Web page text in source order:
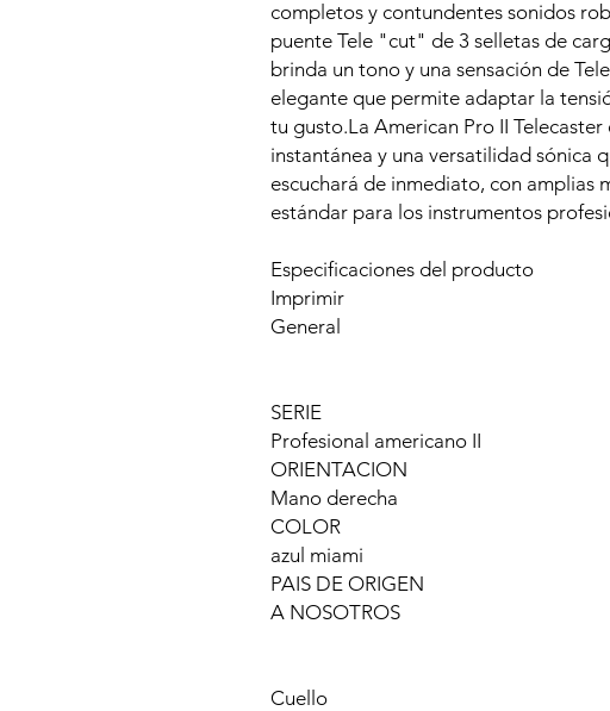
completos y contundentes sonidos
puente Tele "cut" de 3 selletas de
brinda un tono y una sensación de
elegante que permite adaptar la
tu gusto.La American Pro II
instantánea y una versatilidad sónica
escuchará de inmediato, con amplias
estándar para los instrumentos
Especificaciones del producto
Imprimir
General
SERIE
Profesional americano II
ORIENTACION
Mano derecha
COLOR
azul miami
PAIS DE ORIGEN
A NOSOTROS
Cuello